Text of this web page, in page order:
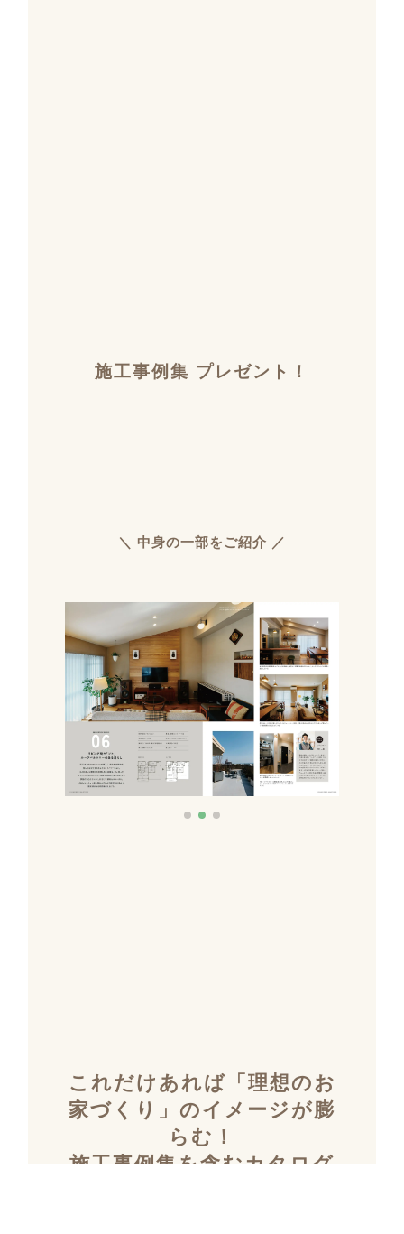
施工事例集 プレゼント！
＼ 中身の一部をご紹介 ／
これだけあれば「理想のお
家づくり」のイメージが膨
らむ！
施工事例集を含むカタログ